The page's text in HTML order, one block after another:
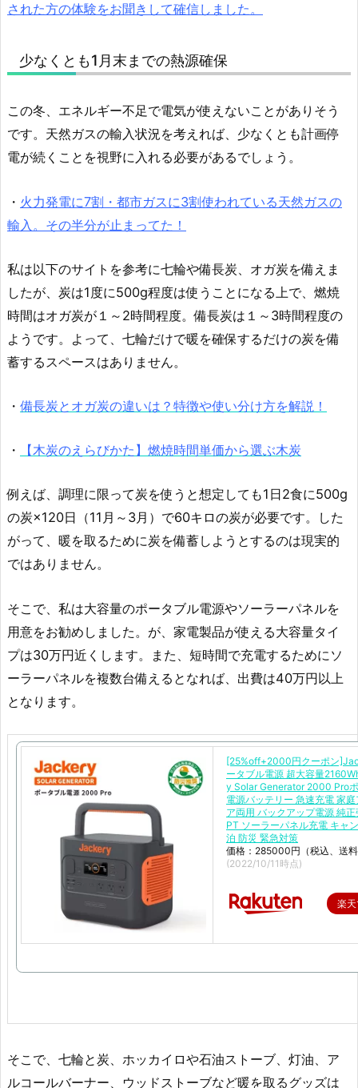
された方の体験をお聞きして確信しました。
少なくとも1月末までの熱源確保
この冬、エネルギー不足で電気が使えないことがありそう
です。天然ガスの輸入状況を考えれば、少なくとも計画停
電が続くことを視野に入れる必要があるでしょう。
・ 火力発電に7割・都市ガスに3割使われている天然ガスの
輸入。その半分が止まってた！
私は以下のサイトを参考に七輪や備長炭、オガ炭を備えま
したが、炭は1度に500g程度は使うことになる上で、燃焼
時間はオガ炭が１～2時間程度。備長炭は１～3時間程度の
ようです。よって、七輪だけで暖を確保するだけの炭を備
蓄するスペースはありません。
・ 備長炭とオガ炭の違いは？特徴や使い分け方を解説！
・ 【木炭のえらびかた】燃焼時間単価から選ぶ木炭
例えば、調理に限って炭を使うと想定しても1日2食に500g
の炭×120日（11月～3月）で60キロの炭が必要です。した
がって、暖を取るために炭を備蓄しようとするのは現実的
ではありません。
そこで、私は大容量のポータブル電源やソーラーパネルを
用意をお勧めしました。が、家電製品が使える大容量タイ
プは30万円近くします。また、短時間で充電するためにソ
ーラーパネルを複数台備えるとなれば、出費は40万円以上
となります。
[25%off+2000円クーポン
ータブル電源 超大容量
y Solar Generator 2000 Pro
電源バッテリー 急速充電 家
ア両用 バックアップ電源 純
PT ソーラーパネル充電 キャ
泊 防災 緊急対策
価格：285000円（税込、送
(2022/10/11時点)
楽
そこで、七輪と炭、ホッカイロや石油ストーブ、灯油、ア
ルコールバーナー、ウッドストーブなど暖を取るグッズは